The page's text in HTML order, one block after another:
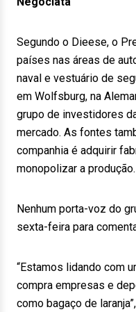
Segundo o Dieese, o
países nas áreas de
naval e vestuário de
em Wolfsburg, na
grupo de investidores
mercado. As fontes
companhia é adquirir
monopolizar a produção.
Nenhum porta-voz do
sexta-feira para
“Estamos lidando com
compra empresas e
como bagaço de